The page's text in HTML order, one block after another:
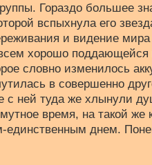
Гораздо большее
вспыхнула его
и видение
хорошо
словно изменилось
в совершенно
с ней туда же хлынули
время, на такой же
единственным днем.